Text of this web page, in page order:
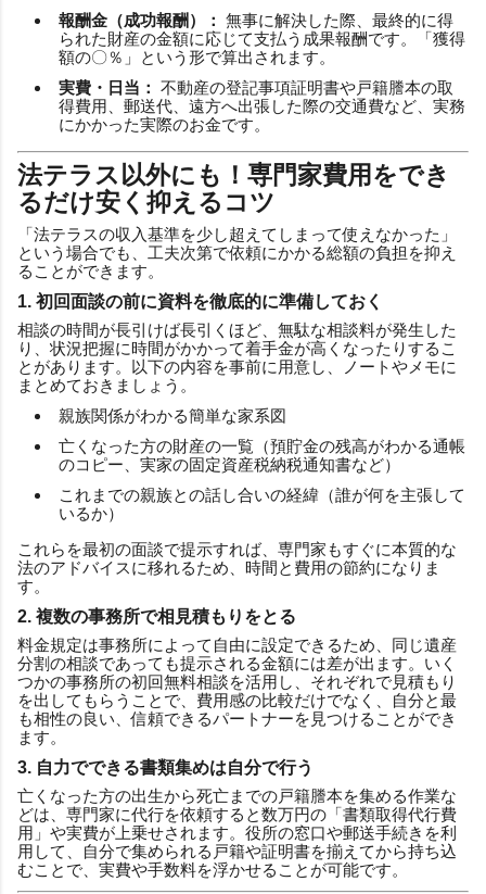
報酬金（成功報酬）： 無事に解決した際、最終的に得
られた財産の金額に応じて支払う成果報酬です。「獲得
額の〇％」という形で算出されます。
実費・日当： 不動産の登記事項証明書や戸籍謄本の取
得費用、郵送代、遠方へ出張した際の交通費など、実務
にかかった実際のお金です。
法テラス以外にも！専門家費用をでき
るだけ安く抑えるコツ
「法テラスの収入基準を少し超えてしまって使えなかった」
という場合でも、工夫次第で依頼にかかる総額の負担を抑え
ることができます。
1. 初回面談の前に資料を徹底的に準備しておく
相談の時間が長引けば長引くほど、無駄な相談料が発生した
り、状況把握に時間がかかって着手金が高くなったりするこ
とがあります。以下の内容を事前に用意し、ノートやメモに
まとめておきましょう。
親族関係がわかる簡単な家系図
亡くなった方の財産の一覧（預貯金の残高がわかる通帳
のコピー、実家の固定資産税納税通知書など）
これまでの親族との話し合いの経緯（誰が何を主張して
いるか）
これらを最初の面談で提示すれば、専門家もすぐに本質的な
法のアドバイスに移れるため、時間と費用の節約になりま
す。
2. 複数の事務所で相見積もりをとる
料金規定は事務所によって自由に設定できるため、同じ遺産
分割の相談であっても提示される金額には差が出ます。いく
つかの事務所の初回無料相談を活用し、それぞれで見積もり
を出してもらうことで、費用感の比較だけでなく、自分と最
も相性の良い、信頼できるパートナーを見つけることができ
ます。
3. 自力でできる書類集めは自分で行う
亡くなった方の出生から死亡までの戸籍謄本を集める作業な
どは、専門家に代行を依頼すると数万円の「書類取得代行費
用」や実費が上乗せされます。役所の窓口や郵送手続きを利
用して、自分で集められる戸籍や証明書を揃えてから持ち込
むことで、実費や手数料を浮かせることが可能です。